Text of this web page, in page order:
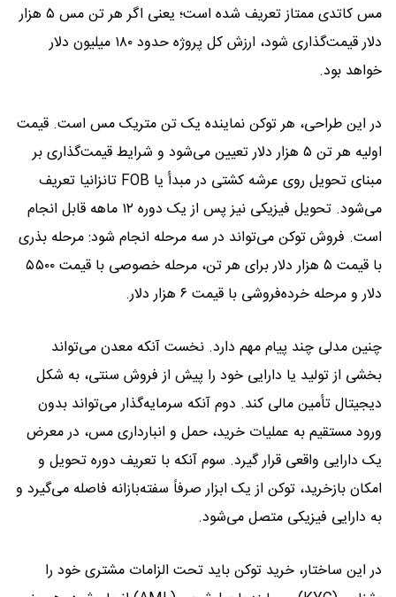
مس کاتدی ممتاز تعریف شده است؛ یعنی اگر هر تن مس ۵ هزار
دلار قیمت‌گذاری شود، ارزش کل پروژه حدود ۱۸۰ میلیون دلار
خواهد بود.
در این طراحی، هر توکن نماینده یک تن متریک مس است. قیمت
اولیه هر تن ۵ هزار دلار تعیین می‌شود و شرایط قیمت‌گذاری بر
مبنای تحویل روی عرشه کشتی در مبدأ یا FOB تانزانیا تعریف
می‌شود. تحویل فیزیکی نیز پس از یک دوره ۱۲ ماهه قابل انجام
است. فروش توکن می‌تواند در سه مرحله انجام شود: مرحله بذری
با قیمت ۵ هزار دلار برای هر تن، مرحله خصوصی با قیمت ۵۵۰۰
دلار و مرحله خرده‌فروشی با قیمت ۶ هزار دلار.
چنین مدلی چند پیام مهم دارد. نخست آنکه معدن می‌تواند
بخشی از تولید یا دارایی خود را پیش از فروش سنتی، به شکل
دیجیتال تأمین مالی کند. دوم آنکه سرمایه‌گذار می‌تواند بدون
ورود مستقیم به عملیات خرید، حمل و انبارداری مس، در معرض
یک دارایی واقعی قرار گیرد. سوم آنکه با تعریف دوره تحویل و
امکان بازخرید، توکن از یک ابزار صرفاً سفته‌بازانه فاصله می‌گیرد و
به دارایی فیزیکی متصل می‌شود.
در این ساختار، خرید توکن باید تحت الزامات مشتری خود را